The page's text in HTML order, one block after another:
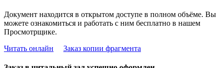
Документ находится в открытом доступе в полном объёме. Вы
можете ознакомиться и работать с ним бесплатно в нашем
Просмотрщике.
Читать онлайн
Заказ копии фрагмента